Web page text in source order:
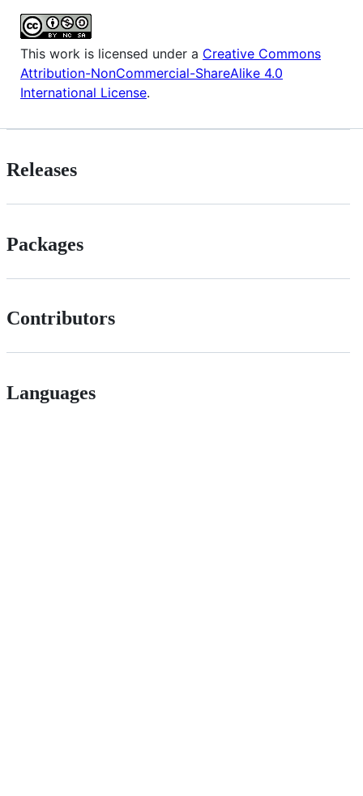
This work is licensed under a Creative Commons
Attribution-NonCommercial-ShareAlike 4.0
International License.
Releases
Packages
Contributors
Languages